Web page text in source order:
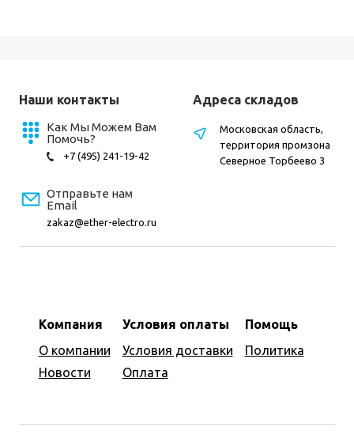
Наши контакты
Как Мы Можем Вам
Помочь?
+7 (495) 241-19-42
Отправьте нам
Email
zakaz@ether-electro.ru
Компания
О компании
Новости
Условия оплаты
Условия доставки
Оплата
Помощь
Политика
Адреса складов
Московская область,
территория промзона
Северное Торбеево 3